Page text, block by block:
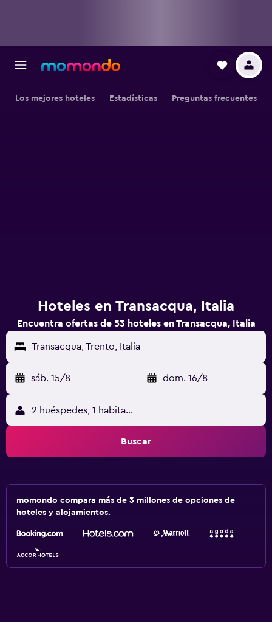
Los mejores hoteles Estadísticas Preguntas frecuentes
Hoteles en Transacqua, Italia
Encuentra ofertas de 53 hoteles en Transacqua, Italia
Transacqua, Trento, Italia
sáb. 15/8 - dom. 16/8
2 huéspedes, 1 habitación
Buscar
momondo compara más de 3 millones de opciones de
hoteles y alojamientos.